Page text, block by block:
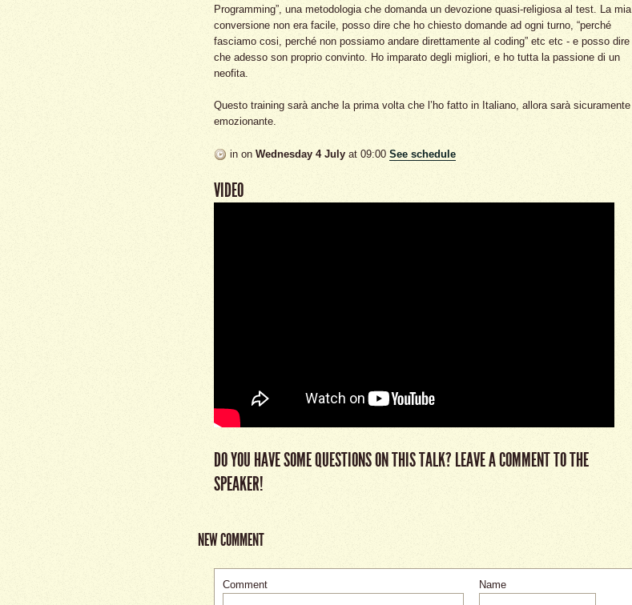
Programming”, una metodologia che domanda un devozione quasi-religiosa al test. La mia
conversione non era facile, posso dire che ho chiesto domande ad ogni turno, “perché
fasciamo cosi, perché non possiamo andare direttamente al coding” etc etc - e posso dire
che adesso son proprio convinto. Ho imparato degli migliori, e ho tutta la passione di un
neofita.
Questo training sarà anche la prima volta che l’ho fatto in Italiano, allora sarà sicuramente
emozionante.
in on Wednesday 4 July at 09:00 See schedule
VIDEO
DO YOU HAVE SOME QUESTIONS ON THIS TALK? LEAVE A COMMENT TO THE
SPEAKER!
NEW COMMENT
Comment Name